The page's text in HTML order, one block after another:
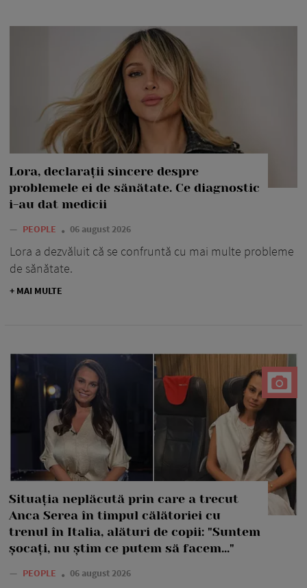
Lora, declarații sincere despre
problemele ei de sănătate. Ce diagnostic
i-au dat medicii
— PEOPLE 06 august 2026
Lora a dezvăluit că se confruntă cu mai multe probleme
de sănătate.
+ MAI MULTE
Situația neplăcută prin care a trecut
Anca Serea în timpul călătoriei cu
trenul în Italia, alături de copii: "Suntem
șocați, nu știm ce putem să facem..."
— PEOPLE 06 august 2026